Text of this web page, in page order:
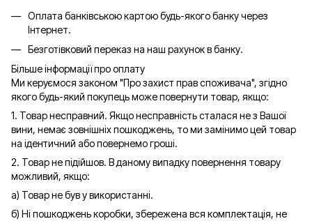
Оплата банківською картою будь-якого банку через
Інтернет.
Безготівковий переказ на наш рахунок в банку.
Більше інформації про оплату
Ми керуємося законом "Про захист прав споживача", згідно
якого будь-який покупець може повернути товар, якщо:
1. Товар несправний. Якщо несправність сталася не з Вашої
вини, немає зовнішніх пошкоджень, то ми замінимо цей товар
на ідентичний або повернемо гроші.
2. Товар не підійшов. В даному випадку повернення товару
можливий, якщо:
а) Товар не був у використанні.
б) Ні пошкоджень коробки, збережена вся комплектація, не